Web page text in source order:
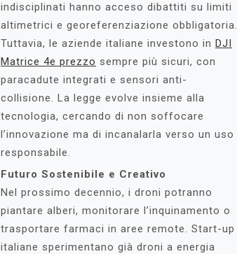
indisciplinati hanno acceso dibattiti su limiti
altimetrici e georeferenziazione obbligatoria.
Tuttavia, le aziende italiane investono in DJI
Matrice 4e prezzo sempre più sicuri, con
paracadute integrati e sensori anti-
collisione. La legge evolve insieme alla
tecnologia, cercando di non soffocare
l’innovazione ma di incanalarla verso un uso
responsabile.
Futuro Sostenibile e Creativo
Nel prossimo decennio, i droni potranno
piantare alberi, monitorare l’inquinamento o
trasportare farmaci in aree remote. Start-up
italiane sperimentano già droni a energia